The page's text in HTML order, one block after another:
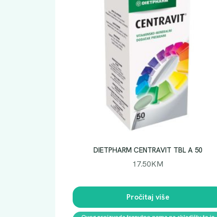
DIETPHARM CENTRAVIT TBL A 50
17.50KM
Pročitaj više